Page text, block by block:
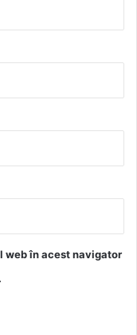
web în acest navigator